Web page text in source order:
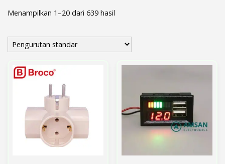
Menampilkan 1–20 dari 639 hasil